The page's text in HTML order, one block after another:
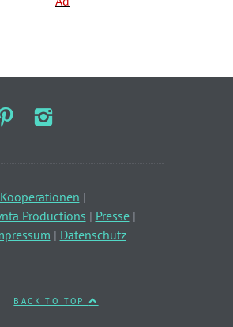
Kooperationen |
Productions | Presse|
| Datenschutz
BACK TO TOP